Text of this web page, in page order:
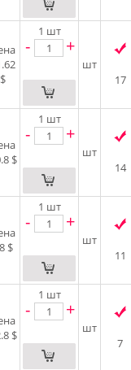
$
1 шт
- +
шт
17
$
1 шт
- +
шт
14
$
1 шт
- +
шт
11
$
1 шт
- +
шт
7